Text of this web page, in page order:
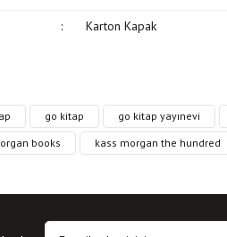
: Karton Kapak
kitap açıklamalarında ve diğer
teşekkür ederiz.
bulunuyor.
go kitap go kitap yayınevi
books
kass morgan the hundred